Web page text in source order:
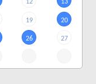
12 13
19 20
26 27